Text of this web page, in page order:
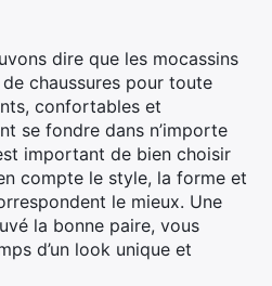
dire que les mocassins
chaussures pour toute
confortables et
se fondre dans n’importe
important de bien choisir
compte le style, la forme et
le mieux. Une
la bonne paire, vous
d’un look unique et